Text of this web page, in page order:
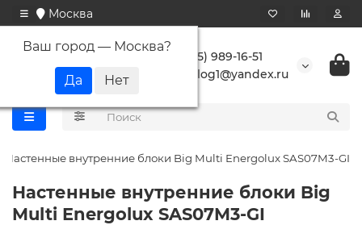
Москва
Ваш город — Москва?
+7 (495) 989-16-51
buranlog1@yandex.ru
Настенные внутренние блоки Big Multi Energolux SAS07M3-GI
Настенные внутренние блоки Big
Multi Energolux SAS07M3-GI